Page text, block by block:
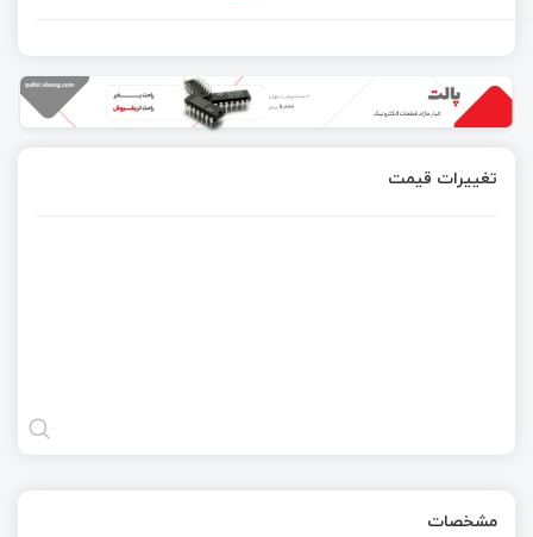
تغییرات قیمت
مشخصات